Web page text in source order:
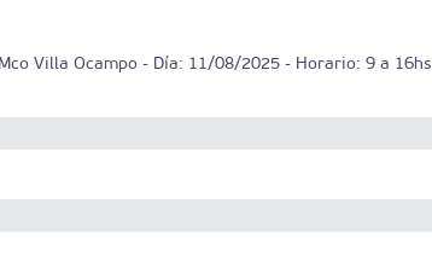
Villa Ocampo - Día: 11/08/2025 - Horario: 9 a 16hs